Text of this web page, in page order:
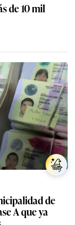
de 10 mil
de
A que ya